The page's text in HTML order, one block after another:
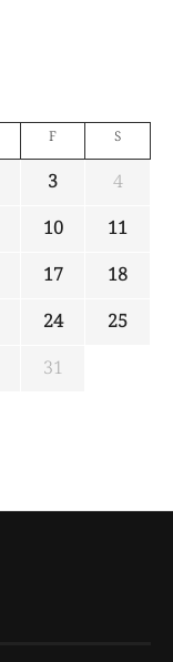
F S
3
4
10
11
17
18
24
25
31